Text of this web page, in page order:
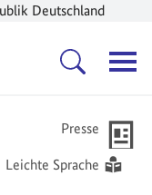
Deutschland
Presse
Leichte Sprache